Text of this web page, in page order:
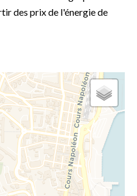
des prix de l'énergie de